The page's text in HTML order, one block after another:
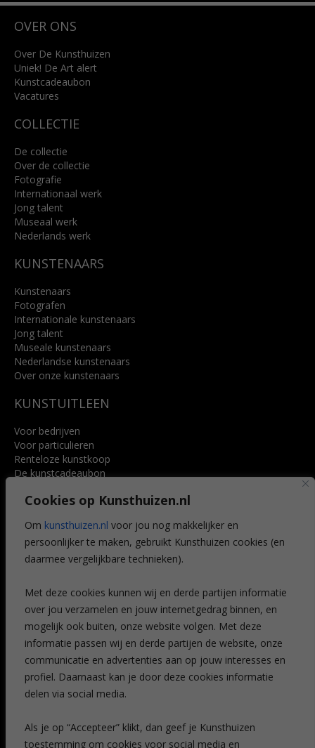
Cookies op Kunsthuizen.nl
Om kunsthuizen.nl voor jou nog makkelijker en
persoonlijker te maken, gebruikt Kunsthuizen cookies (en
daarmee vergelijkbare technieken).
Met deze cookies kunnen wij en derde partijen informatie
over jou verzamelen en jouw internetgedrag binnen, en
mogelijk ook buiten, onze website volgen. Met deze
informatie passen wij en derde partijen de website, onze
communicatie en advertenties aan op jouw interesses en
profiel. Daarnaast kan je door deze cookies informatie
delen via social media.
Als je op “Accepteer” klikt, dan geef je Kunsthuizen
toestemming om cookies voor social media en
4818 SB Breda
info@kunsthuisbreda.nl
Lees meer
OVER ONS
Over De Kunsthuizen
Uniek! De Art alert
Kunstcadeaubon
Vacatures
COLLECTIE
De collectie
Over de collectie
Fotografie
Internationaal werk
Jong talent
Museaal werk
Nederlands werk
KUNSTENAARS
Kunstenaars
Fotografen
Internationale kunstenaars
Jong talent
Museale kunstenaars
Nederlandse kunstenaars
Over onze kunstenaars
KUNSTUITLEEN
Voor bedrijven
Voor particulieren
Renteloze kunstkoop
De kunstcadeaubon
Voordelen
Veelgestelde vragen
CONTACT
Leiden
Amsterdam
Breda
Favorieten
Mijn art alert
NIEUWSBRIEF